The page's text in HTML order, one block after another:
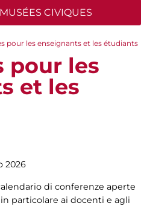
CIVIQUES
pour les enseignants et les étudiants
pour les
et les
2026
di conferenze aperte
particolare ai docenti e agli